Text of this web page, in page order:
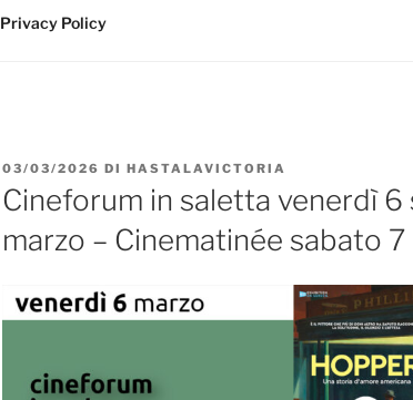
Privacy Policy
PUBBLICATO
IL
03/03/2026 DI HASTALAVICTORIA
Cineforum in saletta venerdì 6
marzo – Cinematinée sabato